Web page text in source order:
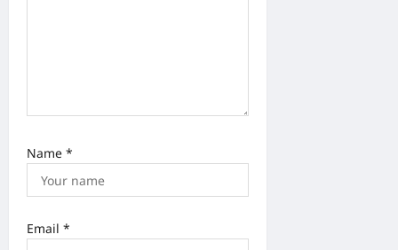
Name *
Email *